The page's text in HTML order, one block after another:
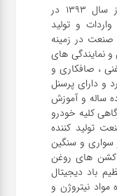
شرکت تجهیزات تعمیرگاهی آریا صنعت از سال ۱۳۹۳ در
و تولید
صنعت در زمینه
نمایندگی های
، صافکاری و
و دارای پرسنل
ساله و آموزش
کلیه خودرو
تولید کننده
سواری و ‌سنگین
های روغن
باد دیجیتال
نیتروژن و